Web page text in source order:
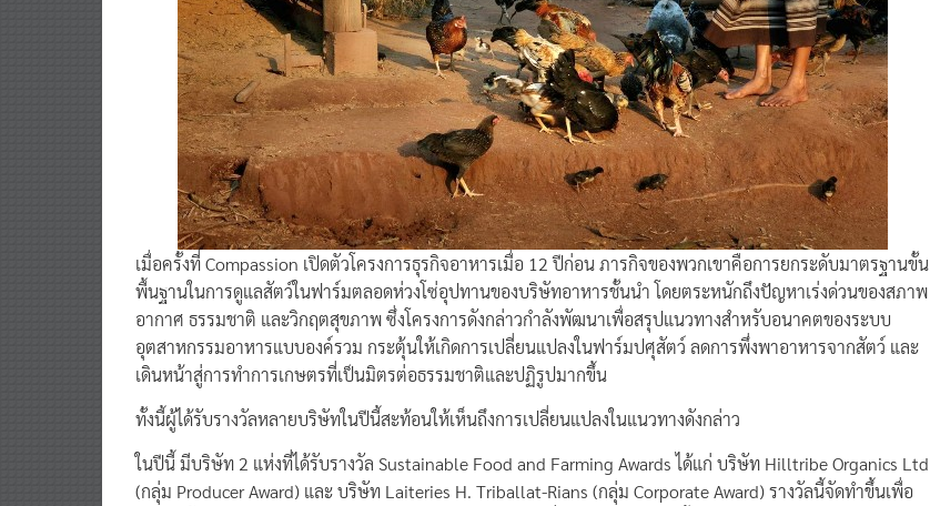
เมื่อครั้งที่ Compassion เปิดตัวโครงการธุรกิจอาหารเมื่อ 12 ปีก่อน ภารกิจของพวกเขาคือการยกระดับมาตรฐานขั้น
พื้นฐานในการดูแลสัตว์ในฟาร์มตลอดห่วงโซ่อุปทานของบริษัทอาหารชั้นนำ โดยตระหนักถึงปัญหาเร่งด่วนของสภาพ
อากาศ ธรรมชาติ และวิกฤตสุขภาพ ซึ่งโครงการดังกล่าวกำลังพัฒนาเพื่อสรุปแนวทางสำหรับอนาคตของระบบ
อุตสาหกรรมอาหารแบบองค์รวม กระตุ้นให้เกิดการเปลี่ยนแปลงในฟาร์มปศุสัตว์ ลดการพึ่งพาอาหารจากสัตว์ และ
เดินหน้าสู่การทำการเกษตรที่เป็นมิตรต่อธรรมชาติและปฏิรูปมากขึ้น
ทั้งนี้ผู้ได้รับรางวัลหลายบริษัทในปีนี้สะท้อนให้เห็นถึงการเปลี่ยนแปลงในแนวทางดังกล่าว
ในปีนี้ มีบริษัท 2 แห่งที่ได้รับรางวัล Sustainable Food and Farming Awards ได้แก่ บริษัท Hilltribe Organics Ltd
(กลุ่ม Producer Award) และ บริษัท Laiteries H. Triballat-Rians (กลุ่ม Corporate Award) รางวัลนี้จัดทำขึ้นเพื่อ